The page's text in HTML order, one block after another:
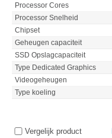
Processor Cores
Processor Snelheid
Chipset
Geheugen capaciteit
SSD Opslagcapaciteit
Type Dedicated Graphics
Videogeheugen
Type koeling
Vergelijk product